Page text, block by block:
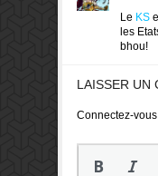
Le KS
les
bhou!
LAISSER UN
Connectez-